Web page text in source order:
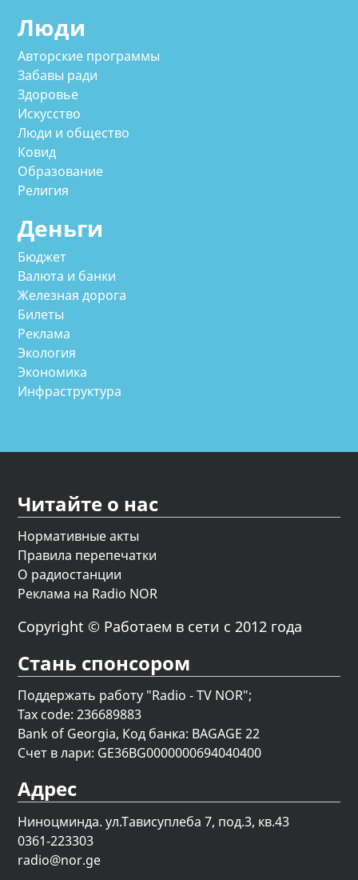
Люди
Авторские программы
Забавы ради
Здоровье
Искусство
Люди и общество
Ковид
Образование
Религия
Деньги
Бюджет
Валюта и банки
Железная дорога
Билеты
Реклама
Экология
Экономика
Инфраструктура
Читайте о нас
Нормативные акты
Правила перепечатки
О радиостанции
Реклама на Radio NOR
Copyright © Работаем в сети с 2012 года
Стань спонсором
Поддержать работу "Radio - TV NOR";
Tax code: 236689883
Bank of Georgia, Код банка: BAGAGE 22
Счет в лари: GE36BG0000000694040400
Адрес
Ниноцминда. ул.Тависуплеба 7, под.3, кв.43
0361-223303
radio@nor.ge